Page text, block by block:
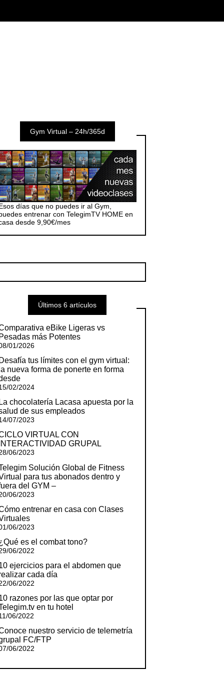
Gym Virtual – 24h/365d
días que no puedes ir al Gym,
entrenar con TelegimTV HOME en
desde 9,90€/mes
Últimos 6 artículos
eBike Ligeras vs
Pesadas más Potentes
01/2026
Desafía tus límites con el gym virtual:
la nueva forma de ponerte en forma
02/2024
La chocolatería Lacasa apuesta por la
de sus empleados
07/2023
VIRTUAL CON
INTERACTIVIDAD GRUPAL
06/2023
Solución Global de Fitness
para tus abonados dentro y
del GYM –
06/2023
entrenar en casa con Clases
06/2023
es el combat tono?
06/2022
ejercicios para el abdomen que
cada día
06/2022
razones por las que optar por
en tu hotel
06/2022
nuestro servicio de telemetría
FC/FTP
06/2022